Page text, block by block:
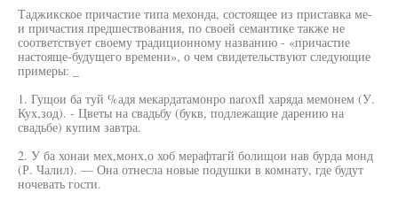
Таджикское причастие типа мехонда, состоящее из приставка ме-
и причастия предшествования, по своей семантике также не
соответствует своему традиционному названию - «причастие
настояще-будущего времени», о чем свидетельствуют следующие
примеры: _
1. Гущои ба туй %адя мекардатамонро naroxfl харяда мемонем (У.
Кух,зод). - Цветы на свадьбу (букв, подлежащие дарению на
свадьбе) купим завтра.
2. У ба хонаи мех,монх,о хоб мерафтагй болищои нав бурда монд
(Р. Чалил). — Она отнесла новые подушки в комнату, где будут
ночевать гости.